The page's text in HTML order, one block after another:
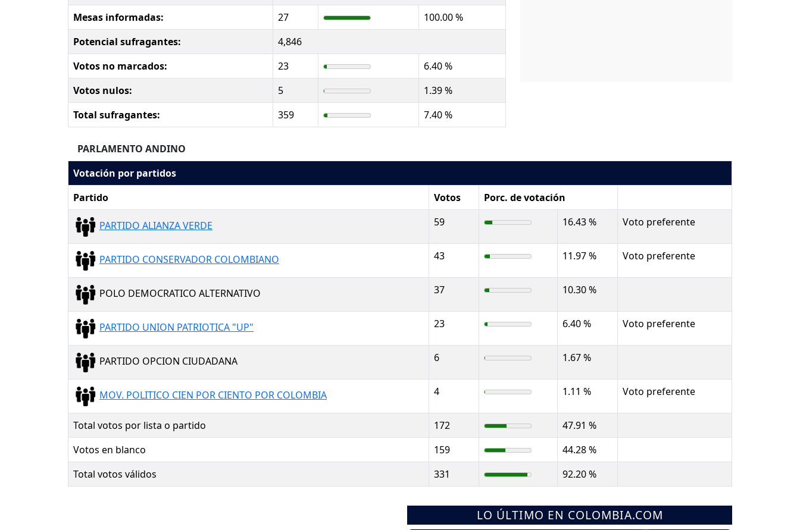
Mesas informadas:
27
100.00 %
Potencial sufragantes:
4,846
Votos no marcados:
23
6.40 %
Votos nulos:
5
1.39 %
Total sufragantes:
359 7.40 %
PARLAMENTO ANDINO
Votación por partidos
Partido
Votos Porc. de votación
PARTIDO ALIANZA VERDE 59 16.43 % Voto preferente
PARTIDO CONSERVADOR COLOMBIANO 43 11.97 % Voto preferente
POLO DEMOCRATICO ALTERNATIVO 37 10.30 %
PARTIDO UNION PATRIOTICA "UP" 23 6.40 % Voto preferente
PARTIDO OPCION CIUDADANA 6 1.67 %
MOV. POLITICO CIEN POR CIENTO POR COLOMBIA 4 1.11 % Voto preferente
Total votos por lista o partido 172
47.91 %
Votos en blanco
159
44.28 %
Total votos válidos
331 92.20 %
LO ÚLTIMO EN COLOMBIA.COM